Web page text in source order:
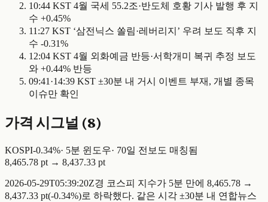
10:44 KST 4월 국세 55.2조·반도체 호황 기사 발행 후 지
수 +0.45%
11:27 KST ‘삼전닉스 쏠림·레버리지’ 우려 보도 직후 지
수 -0.31%
12:04 KST 4월 외화예금 반등·서학개미 복귀 추정 보도
와 +0.44% 반등
09:41·14:39 KST ±30분 내 거시 이벤트 부재, 개별 종목
이슈만 확인
가격 시그널 (8)
KOSPI-0.34%· 5분 윈도우· 70일 전 보도 매칭됨
8,465.78 pt → 8,437.33 pt
2026-05-29T05:39:20Z경 코스피 지수가 5분 만에 8,465.78 →
8,437.33 pt(-0.34%)로 하락했다. 같은 시각 ±30분 내 연합뉴스